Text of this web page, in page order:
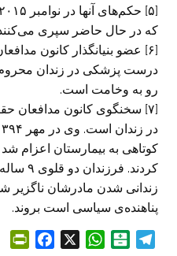
که در حال حاضر سپری
[۶] عضو بنیانگذار کانون
درست پزشکی در زندان
رو به وخامت است.
کوتاهی به بیمارستان اعزام شد
کردند.
زندانی شدن مادرشان ناگزیر
پناهنده‌ی سیاسی است بروند.
W